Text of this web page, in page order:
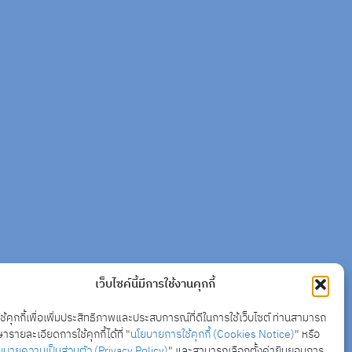
เว็บไซค์นี้มีการใช้งานคุกกี้
ช้คุกกี้เพื่อเพิ่มประสิทธิภาพและประสบการณ์ที่ดีในการใช้เว็บไซต์ ท่านสามารถ
รายละเอียดการใช้คุกกี้ได้ที่ "นโยบายการใช้คุกกี้ (Cookies Notice)" หรือ